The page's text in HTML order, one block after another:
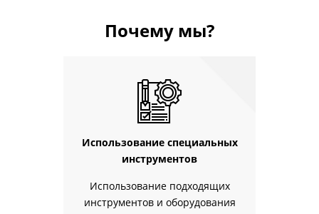
Почему мы?
Использование специальных
инструментов
Использование подходящих
инструментов и оборудования